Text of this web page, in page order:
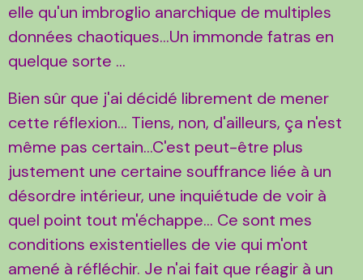
elle qu'un imbroglio anarchique de multiples
données chaotiques...Un immonde fatras en
quelque sorte ...
Bien sûr que j'ai décidé librement de mener
cette réflexion... Tiens, non, d'ailleurs, ça n'est
même pas certain...C'est peut-être plus
justement une certaine souffrance liée à un
désordre intérieur, une inquiétude de voir à
quel point tout m'échappe... Ce sont mes
conditions existentielles de vie qui m'ont
amené à réfléchir. Je n'ai fait que réagir à un